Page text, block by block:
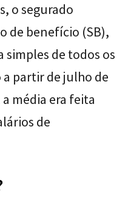
o segurado
de benefício (SB),
simples de todos os
partir de julho de
média era feita
de